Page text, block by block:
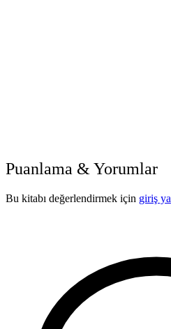
Puanlama & Yorumlar
Bu kitabı değerlendirmek için giriş